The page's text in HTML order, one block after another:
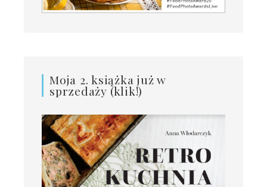
Moja 2. książka już w
sprzedaży (klik!)